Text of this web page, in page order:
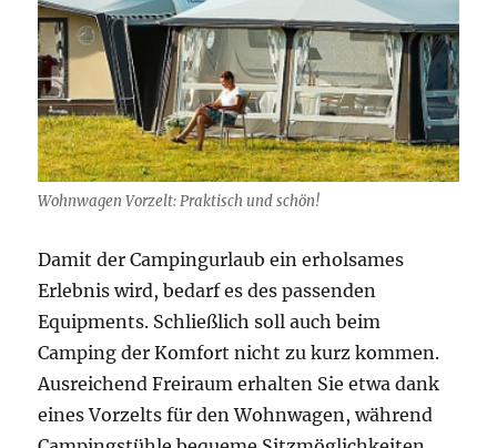
Wohnwagen Vorzelt: Praktisch und schön!
Damit der Campingurlaub ein erholsames
Erlebnis wird, bedarf es des passenden
Equipments. Schließlich soll auch beim
Camping der Komfort nicht zu kurz kommen.
Ausreichend Freiraum erhalten Sie etwa dank
eines Vorzelts für den Wohnwagen, während